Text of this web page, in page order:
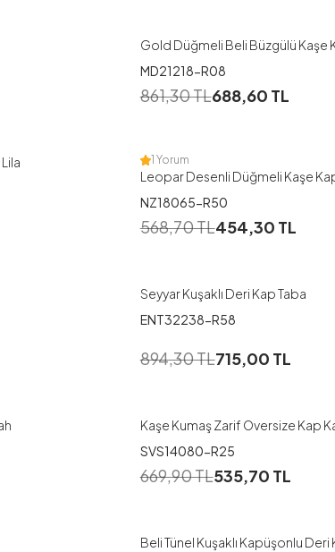
Gold Düğmeli Beli Büzgülü Kaşe
MD21218-R08
861,30TL688,60 TL
1 Yorum
Leopar Desenli Düğmeli Kaşe
NZ18065-R50
568,70TL454,30 TL
Seyyar Kuşaklı Deri Kap Taba
ENT32238-R58
894,30TL715,00 TL
Kaşe Kumaş Zarif Oversize Kap
SVS14080-R25
669,90TL535,70 TL
Beli Tünel Kuşaklı Kapüşonlu Deri